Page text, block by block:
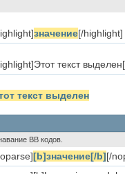
значение[/highlight]
текст
текст выделен
BB кодов.
[b]значение[/b][/